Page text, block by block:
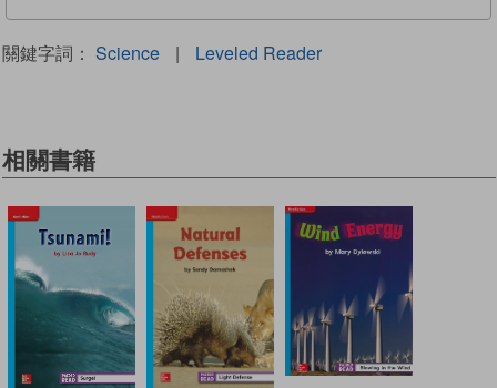
關鍵字詞： Science | Leveled Reader
相關書籍